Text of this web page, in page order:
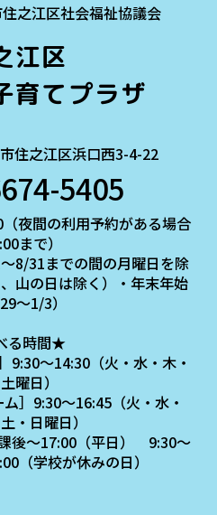
之江区社会福祉協議会
江区
育てプラザ
住之江区浜口西3-4-22
5405
（夜間の利用予約がある場合
まで）
8/31までの間の月曜日を除
山の日は除く）・年末年始
～1/3）
る時間★
9:30～14:30（火・水・木・
曜日）
］9:30～16:45（火・水・
・日曜日）
後～17:00（平日） 9:30～
（学校が休みの日）